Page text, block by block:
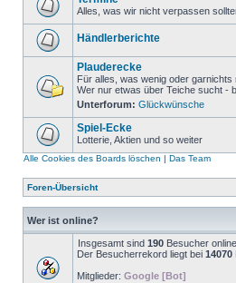
Alles, was wir nicht verpassen
Händlerberichte
Plauderecke
Für alles, was wenig oder
Wer nur etwas über Teiche sucht -
Unterforum: Glückwünsche
Spiel-Ecke
Lotterie, Aktien und so weiter
Alle Cookies des Boards löschen | Das Team
Foren-Übersicht
Wer ist online?
Insgesamt sind 190 Besucher
Der Besucherrekord liegt bei 14070
Mitglieder: Google [Bot]